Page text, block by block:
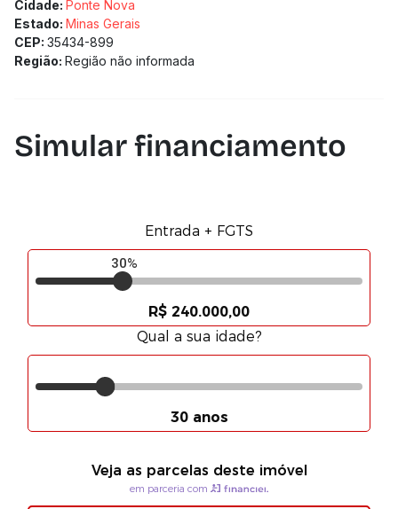
Cidade: Ponte Nova
Estado: Minas Gerais
CEP: 35434-899
Região: Região não informada
Simular financiamento